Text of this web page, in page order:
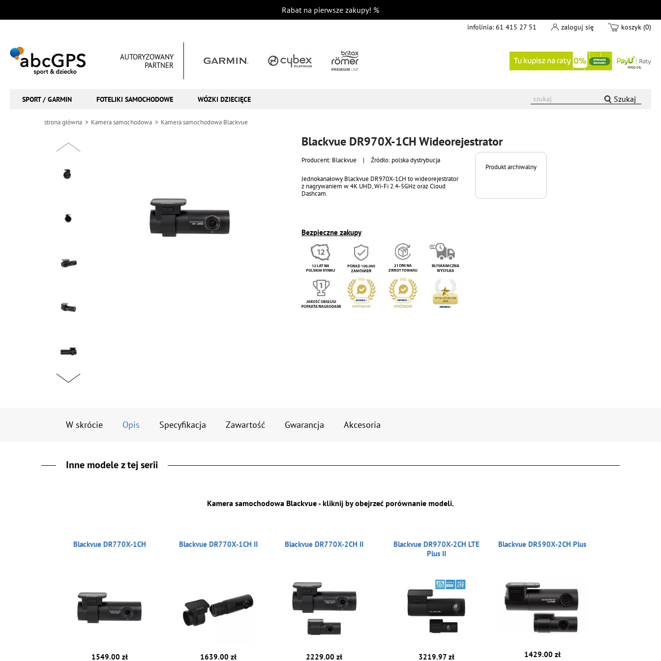
Rabat na pierwsze zakupy! %
infolinia: 61 415 27 51 zaloguj się koszyk (0)
AUTORYZOWANY
PARTNER
SPORT / GARMIN FOTELIKI SAMOCHODOWE WÓZKI DZIECIĘCE Szukaj
strona główna Kamera samochodowa Kamera samochodowa Blackvue
Blackvue DR970X-1CH Wideorejestrator
Producent: Blackvue | Źródło: polska dystrybucja
Jednokanałowy Blackvue DR970X-1CH to wideorejestrator
z nagrywaniem w 4K UHD, Wi-Fi 2.4-5GHz oraz Cloud
Dashcam.
Bezpieczne zakupy
Produkt archiwalny
W skrócie Opis Specyfikacja Zawartość Gwarancja Akcesoria
Inne modele z tej serii
Kamera samochodowa Blackvue - kliknij by obejrzeć porównanie modeli.
Blackvue DR770X-1CH
1549.00 zł
Blackvue DR770X-1CH II
1639.00 zł
Blackvue DR770X-2CH II
2229.00 zł
Blackvue DR970X-2CH LTE
Plus II
3219.97 zł
Blackvue DR590X-2CH Plus
1429.00 zł